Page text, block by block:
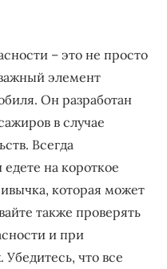
– это не просто
элемент
Он разработан
в случае
Всегда
на короткое
которая может
также проверять
и при
что все